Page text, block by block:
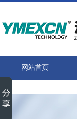
网站首页